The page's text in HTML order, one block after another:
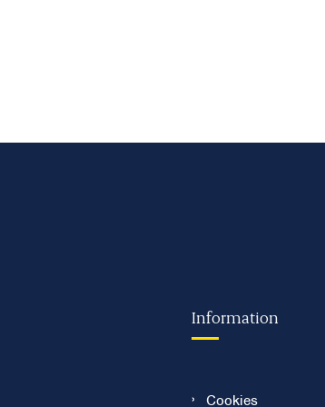
Information
Cookies